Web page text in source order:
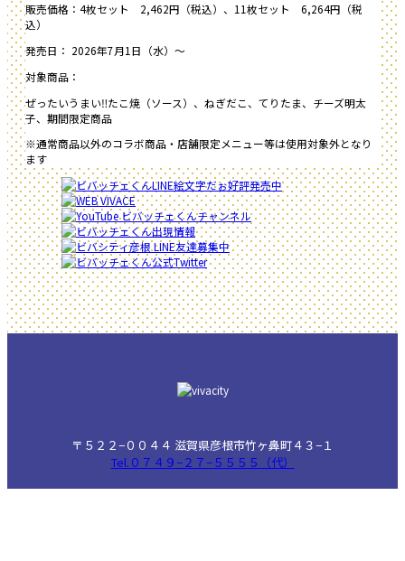
販売価格：4枚セット 2,462円（税込）、11枚セット 6,264円（税
込）
発売日： 2026年7月1日（水）～
対象商品：
ぜったいうまい‼たこ焼（ソース）、ねぎだこ、てりたま、チーズ明太
子、期間限定商品
※通常商品以外のコラボ商品・店舗限定メニュー等は使用対象外となり
ます
〒５２２−００４４ 滋賀県彦根市竹ヶ鼻町４３−１
Tel.０７４９−２７−５５５５（代）